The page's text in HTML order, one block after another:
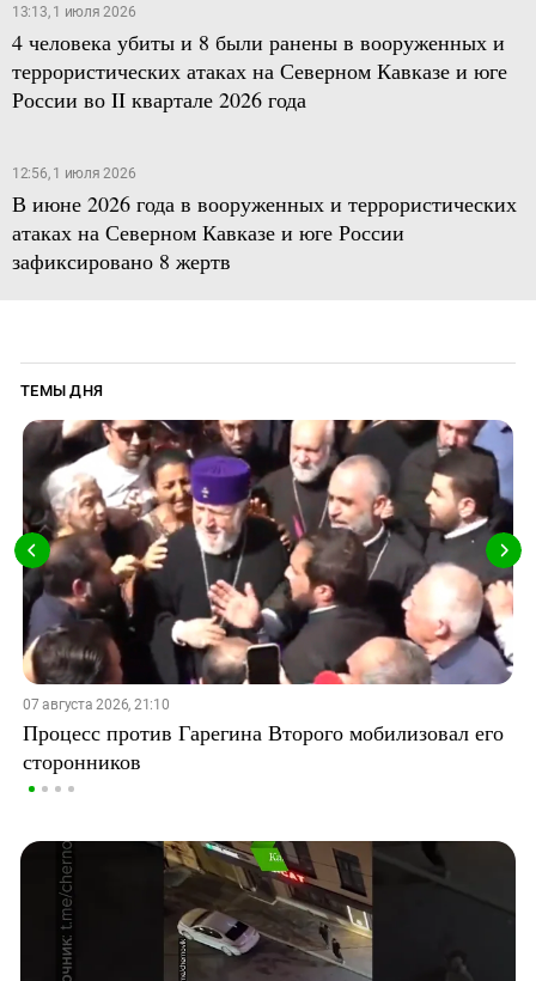
13:13, 1 июля 2026
4 человека убиты и 8 были ранены в вооруженных и
террористических атаках на Северном Кавказе и юге
России во II квартале 2026 года
12:56, 1 июля 2026
В июне 2026 года в вооруженных и террористических
атаках на Северном Кавказе и юге России
зафиксировано 8 жертв
ТЕМЫ ДНЯ
07 августа 2026, 21:10
Процесс против Гарегина Второго мобилизовал его
сторонников